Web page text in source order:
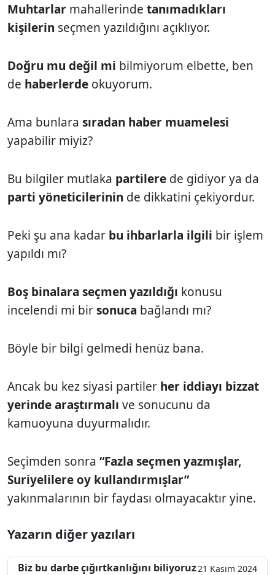
Muhtarlar mahallerinde tanımadıkları
kişilerin seçmen yazıldığını açıklıyor.
Doğru mu değil mi bilmiyorum elbette, ben
de haberlerde okuyorum.
Ama bunlara sıradan haber muamelesi
yapabilir miyiz?
Bu bilgiler mutlaka partilere de gidiyor ya da
parti yöneticilerinin de dikkatini çekiyordur.
Peki şu ana kadar bu ihbarlarla ilgili bir işlem
yapıldı mı?
Boş binalara seçmen yazıldığı konusu
incelendi mi birsonuca bağlandı mı?
Böyle bir bilgi gelmedi henüz bana.
Ancak bu kez siyasi partiler her iddiayı bizzat
yerinde araştırmalı ve sonucunu da
kamuoyuna duyurmalıdır.
Seçimden sonra “Fazla seçmen yazmışlar,
Suriyelilere oy kullandırmışlar”
yakınmalarının bir faydası olmayacaktır yine.
Yazarın diğer yazıları
Biz bu darbe çığırtkanlığını biliyoruz21 Kasım 2024